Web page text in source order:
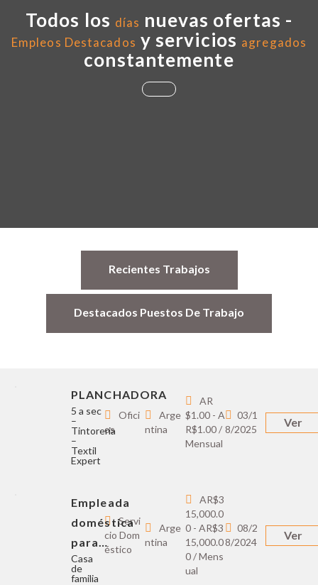
Todos los días nuevas ofertas -
Empleos Destacados y servicios agregados
constantemente
Recientes Trabajos
Destacados Puestos De Trabajo
PLANCHADORA
5 a sec
–
Tintoreria
–
Textil
Expert
Ofici
os
Arge
ntina
AR
$1.00 - A
R$1.00 /
Mensual
03/1
8/2025
Ver
Empleada
doméstica
para…
Casa
de
familia
Servi
cio Dom
éstico
Arge
ntina
AR$3
15,000.0
0 - AR$3
15,000.0
0 / Mens
ual
08/2
8/2024
Ver